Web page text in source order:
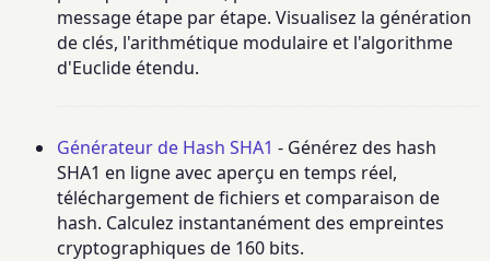
message étape par étape. Visualisez la génération
de clés, l'arithmétique modulaire et l'algorithme
d'Euclide étendu.
Générateur de Hash SHA1 - Générez des hash
SHA1 en ligne avec aperçu en temps réel,
téléchargement de fichiers et comparaison de
hash. Calculez instantanément des empreintes
cryptographiques de 160 bits.